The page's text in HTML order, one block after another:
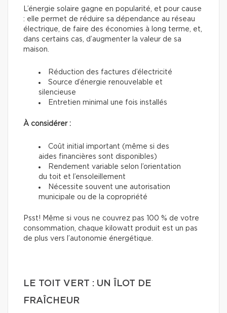
L’énergie solaire gagne en popularité, et pour cause
: elle permet de réduire sa dépendance au réseau
électrique, de faire des économies à long terme, et,
dans certains cas, d’augmenter la valeur de sa
maison.
Réduction des factures d’électricité
Source d’énergie renouvelable et
silencieuse
Entretien minimal une fois installés
À considérer :
Coût initial important (même si des
aides financières sont disponibles)
Rendement variable selon l’orientation
du toit et l’ensoleillement
Nécessite souvent une autorisation
municipale ou de la copropriété
Psst! Même si vous ne couvrez pas 100 % de votre
consommation, chaque kilowatt produit est un pas
de plus vers l’autonomie énergétique.
LE TOIT VERT : UN ÎLOT DE
FRAÎCHEUR